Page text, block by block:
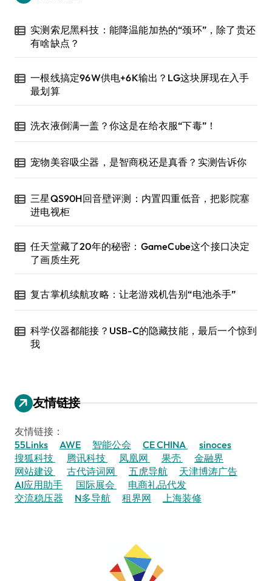
实测索尼黑科技：能降温能加热的“颈环”，除了贵还
有啥缺点？
一根线搞定96W供电+6K输出？LG这块屏现在入手
最划算
洗衣液倒满一盖？你这是在给衣服“下毒”！
宠物美容吸尘器，是智商税还是真香？实测告诉你
三星QS90H回音壁评测：内置四重低音，把影院塞
进电视柜
任天堂藏了20年的秘密：GameCube这个接口决定
了画质生死
复古掌机续航攻略：让老游戏机告别“电池杀手”
科学仪器都能接？USB-C的隐藏技能，最后一个惊到
我
友情链接
友情链接：
55Links
AWE 智能公会 CE CHINA
sinoces
搜狐科技
腾讯科技 凤凰网 果壳
金融界
网站建设
古代诗词网 五虎导航
天津博涛广告
AI应用助手
国际展会
电商礼品代发
交流稳压器
N多导航 租界网 上海装修